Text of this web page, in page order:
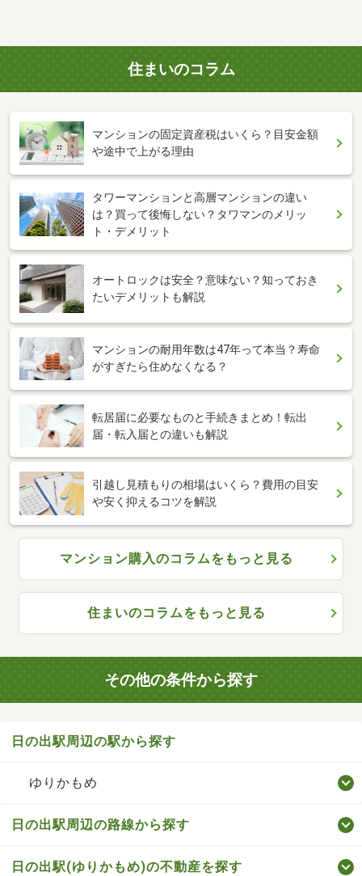
住まいのコラム
マンションの固定資産税はいくら？目安金額
や途中で上がる理由
タワーマンションと高層マンションの違い
は？買って後悔しない？タワマンのメリッ
ト・デメリット
オートロックは安全？意味ない？知っておき
たいデメリットも解説
マンションの耐用年数は47年って本当？寿命
がすぎたら住めなくなる？
転居届に必要なものと手続きまとめ！転出
届・転入届との違いも解説
引越し見積もりの相場はいくら？費用の目安
や安く抑えるコツを解説
マンション購入のコラムをもっと見る
住まいのコラムをもっと見る
その他の条件から探す
日の出駅周辺の駅から探す
ゆりかもめ
日の出駅周辺の路線から探す
日の出駅(ゆりかもめ)の不動産を探す